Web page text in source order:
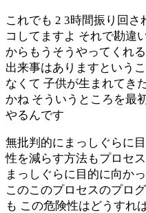
これでも 2 3時間振り回
コしてますよ それで勘違
からもうそうやってくれ
出来事はありますという
なくて 子供が生まれてき
かね そういうところを最
やるんです
無批判的にまっしぐらに
性を減らす方法もプロセ
まっしぐらに目的に向か
このこのプロセスのプロ
も この危険性はどうすれ